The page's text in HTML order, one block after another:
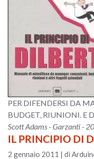
PER DIFENDERSI DA
BUDGET, RIUNIONI. E
Scott Adams - Garzanti -
IL PRINCIPIO DI
2 gennaio 2011 |di